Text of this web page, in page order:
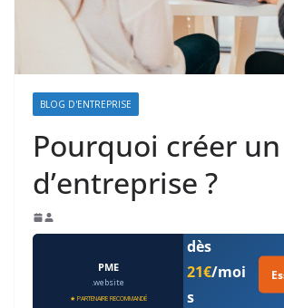
BLOG D'ENTREPRISE
Pourquoi créer
d’entreprise ?
PME
.website
★ PARTENAIRE RECOMMANDÉ
Télépho
nie pro
100%
dès
21€/moi
s